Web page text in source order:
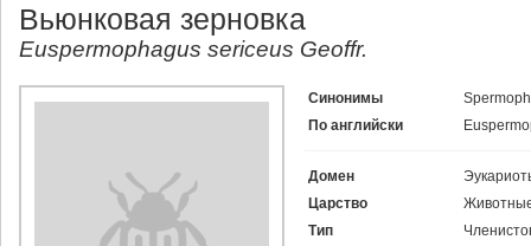
Вьюнковая зерновка
Euspermophagus sericeus Geoffr.
Синонимы
По английски
Домен
Царство
Тип